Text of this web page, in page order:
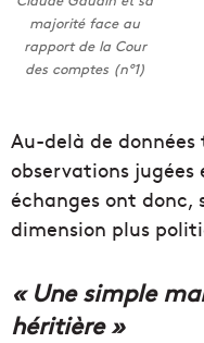
majorité face au
rapport de la Cour
des comptes (n°1)
Au-delà de
observations jugées
échanges ont donc,
dimension plus
« Une simple
héritière »